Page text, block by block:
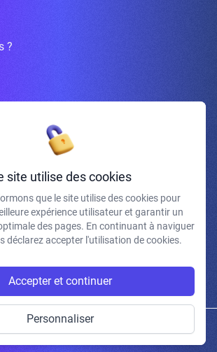
?
vous à la newsletter
vos e-mails et confirme avoir pris connaissance de
de confidentialité et mentions légales.
| Gum Studio. Tous droits réservés.
site utilise des cookies
que le site utilise des cookies pour
expérience utilisateur et garantir un
des pages. En continuant à naviguer
déclarez accepter l'utilisation de cookies.
Accepter et continuer
Personnaliser